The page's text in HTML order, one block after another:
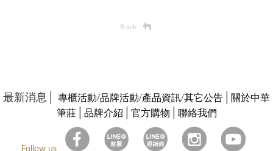
最新消息│ 專櫃活動/品牌活動/產品資訊/其它公告
關於中華
筆莊│ 品牌介紹 官方購物 聯絡我們
Follow us